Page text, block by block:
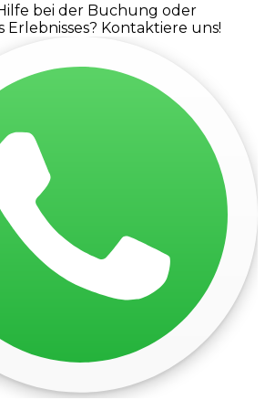
bei der Buchung oder
Erlebnisses? Kontaktiere uns!